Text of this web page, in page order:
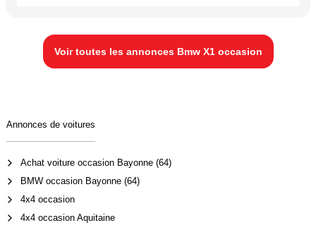
Voir toutes les annonces Bmw X1 occasion
Annonces de voitures
Achat voiture occasion Bayonne (64)
BMW occasion Bayonne (64)
4x4 occasion
4x4 occasion Aquitaine